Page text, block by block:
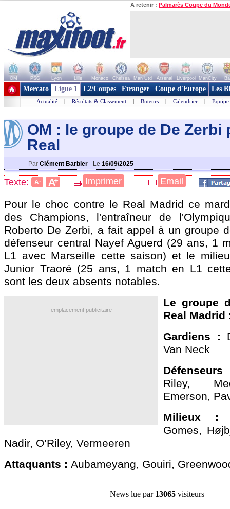
A retenir : Palmarès Coupe du
OM PSG Lyon Lille Monaco Chelsea Man Utd Arsenal Liverpool ManCity
+ de clubs
Mercato Ligue 1 L2/Coupes Etranger Coupe d'Europe Les
Actualité | Résultats & Classement | Buteurs | Calendrier | Equipe
OM : le groupe de De Zerbi
Real
Par Clément Barbier - Le 16/09/2025
Texte: A- A+ Imprimer Email
Pour le choc contre le Real Madrid ce
des Champions, l'entraîneur de
Roberto De Zerbi, a fait appel à un groupe
défenseur central Nayef Aguerd (29 ans, 1
L1 avec Marseille cette saison) et le
Junior Traoré (25 ans, 1 match en L1
sont les deux absents notables.
emplacement publicitaire
Le groupe
Real Madrid
Gardiens :
Van Neck
Riley,
Emerson,
Milieux
Gomes,
Nadir, O’Riley, Vermeeren
Attaquants : Aubameyang, Gouiri,
News lue par 13065 visiteurs